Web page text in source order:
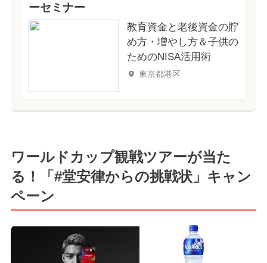
ーセミナー
教育資金と老後資金の貯
め方・増やし方＆子供の
ためのNISA活用術
東京都港区
ワールドカップ観戦ツアーが当た
る！「#堂安律からの挑戦状」キャン
ペーン